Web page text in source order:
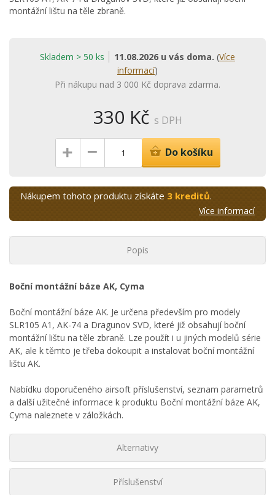
montážní lištu na těle zbraně.
Skladem > 50 ks 11.08.2026 u vás doma. (Více
informací)
Při nákupu nad 3 000 Kč doprava zdarma.
330 Kč s DPH
+ – Do košíku
Nákupem tohoto produktu získáte 3 kreditů.
Více informací
Popis
Boční montážní báze AK, Cyma
Boční montážní báze AK. Je určena především pro modely
SLR105 A1, AK-74 a Dragunov SVD, které již obsahují boční
montážní lištu na těle zbraně. Lze použít i u jiných modelů série
AK, ale k těmto je třeba dokoupit a instalovat boční montážní
lištu AK.
Nabídku doporučeného airsoft příslušenství, seznam parametrů
a další užitečné informace k produktu Boční montážní báze AK,
Cyma naleznete v záložkách.
Alternativy
Příslušenství